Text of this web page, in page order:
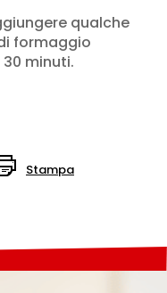
qualche
formaggio
minuti.
Stampa